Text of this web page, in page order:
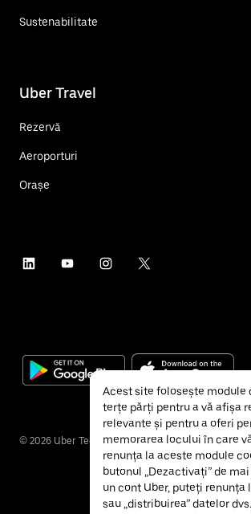
Sustenabilitate
Uber Travel
Rezervă
Aeroporturi
Orașe
© 2026 Uber Technologies Inc.
Acest site folosește module
terțe părți pentru a vă afișa
relevante și pentru a oferi
memorarea locului în care
renunța la aceste module
butonul „Dezactivați” de
un cont Uber, puteți renunța
sau „distribuirea” datelor dvs.